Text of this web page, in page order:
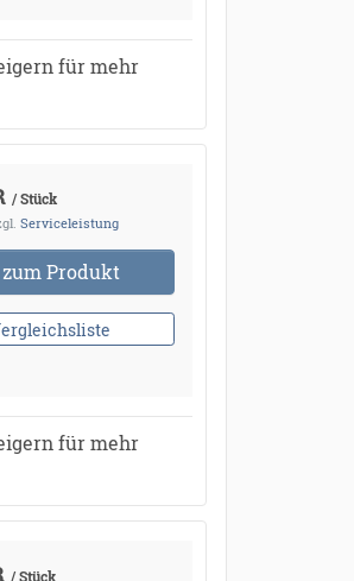
für mehr
/ Stück
Serviceleistung
zum Produkt
für mehr
/ Stück